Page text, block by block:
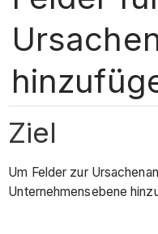
Ziel
Um Felder zur
Unternehmensebene